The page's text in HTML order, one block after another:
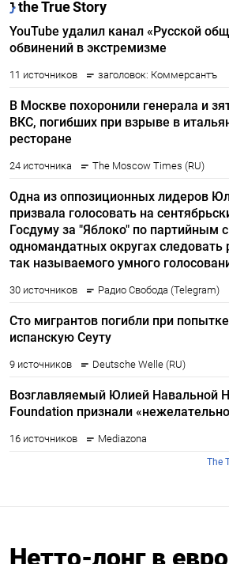
Нетто-лонг в евро